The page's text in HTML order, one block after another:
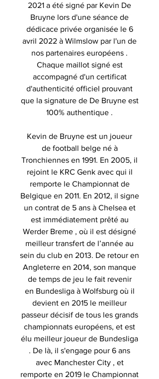
2021 a été signé par Kevin De
Bruyne lors d'une séance de
dédicace privée organisée le 6
avril 2022 à Wilmslow par l'un de
nos partenaires européens .
Chaque maillot signé est
accompagné d'un certificat
d'authenticité officiel prouvant
que la signature de De Bruyne est
100% authentique .
Kevin de Bruyne est un joueur
de football belge né à
Tronchiennes en 1991. En 2005, il
rejoint le KRC Genk avec qui il
remporte le Championnat de
Belgique en 2011. En 2012, il signe
un contrat de 5 ans à Chelsea et
est immédiatement prêté au
Werder Breme , où il est désigné
meilleur transfert de l’année au
sein du club en 2013. De retour en
Angleterre en 2014, son manque
de temps de jeu le fait revenir
en Bundesliga à Wolfsburg où il
devient en 2015 le meilleur
passeur décisif de tous les grands
championnats européens, et est
élu meilleur joueur de Bundesliga
. De là, il s'engage pour 6 ans
avec Manchester City , et
remporte en 2019 le Championnat